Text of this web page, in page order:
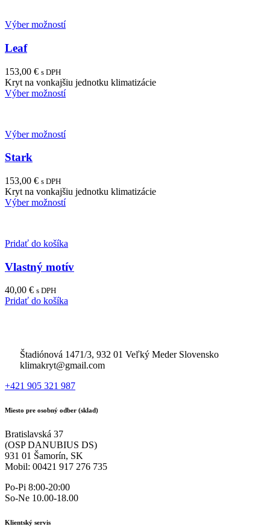
Výber možností
Leaf
153,00 € s DPH
Kryt na vonkajšiu jednotku klimatizácie
Výber možností
Výber možností
Stark
153,00 € s DPH
Kryt na vonkajšiu jednotku klimatizácie
Výber možností
Pridať do košíka
Vlastný motív
40,00 € s DPH
Pridať do košíka
Štadiónová 1471/3, 932 01 Veľký Meder Slovensko
klimakryt@gmail.com
+421 905 321 987
Miesto pre osobný odber (sklad)
Bratislavská 37
(OSP DANUBIUS DS)
931 01 Šamorín, SK
Mobil: 00421 917 276 735
Po-Pi 8:00-20:00
So-Ne 10.00-18.00
Klientský servis